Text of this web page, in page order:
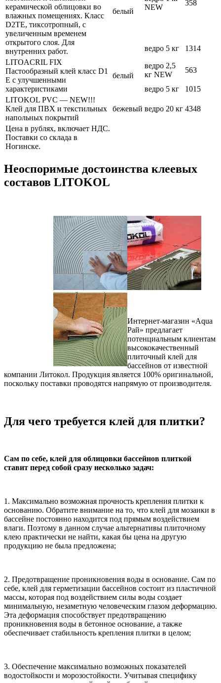
керамической облицовки во
влажных помещениях. Класс
D2TE, тиксотропный, с
увеличенным временем
открытого слоя. Для
внутренних работ.
белый
NEW
358
ведро 5 кг
1314
LITOACRIL FIX
Пастообразный клей класс D1
E с улучшенными
характеристиками
белый
ведро 2,5
кг NEW
563
ведро 5 кг
1015
LITOKOL PVC — NEW!!!
Клей для ПВХ и текстильных
напольных покрытий
бежевый ведро 20 кг 4348
Цена в рублях, включает НДС.
Поставки со склада в
Ногинске.
Неоспоримые достоинства клеевых
составов LITOKOL
Интернет-магазин «Aqua
Рай» предлагает
потенциальным клиентам
высококачественный
плиточный клей для
бассейнов от известной
компании Литокол. Продукция является 100% оригинальной,
поскольку поставки проводятся напрямую от производителя.
Для чего требуется клей для плитки?
Сам по себе, клей для облицовки бассейнов плиткой
ставит перед собой сразу несколько задач:
1. Максимально возможная прочность крепления плитки к
основанию. Обратите внимание на то, что клей для мозаики в
бассейне постоянно находится под прямым воздействием
влаги. Поэтому в данном случае альтернативы плиточному
клею практически не найти, какая бы цена на другую
продукцию не была предложена;
2. Предотвращение проникновения воды в основание. Сам по
себе, клей для герметизации бассейнов состоит из пластичной
массы, которая под воздействием силы воды создает
минимальную, незаметную человеческим глазом деформацию.
Эта деформация способствует предотвращению
проникновения воды в бетонное основание, а также
обеспечивает стабильность крепления плитки в целом;
3. Обеспечение максимально возможных показателей
водостойкости и морозостойкости. Учитывая специфику